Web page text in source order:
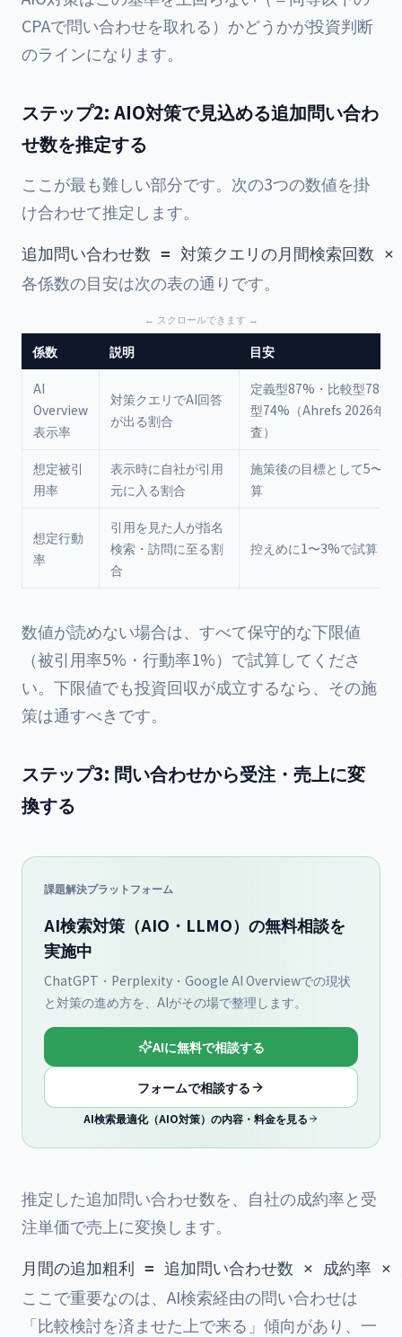
CPAで問い合わせを取れる）かどうかが投資判断
のラインになります。
ステップ2: AIO対策で見込める追加問い合わ
せ数を推定する
ここが最も難しい部分です。次の3つの数値を掛
け合わせて推定します。
各係数の目安は次の表の通りです。
係数 説明 目安
AI
Overview
表示率
対策クエリでAI回答
が出る割合
定義型87%・比較型78%
型74%（Ahrefs 2026年4
査）
想定被引
用率
表示時に自社が引用
元に入る割合
施策後の目標として5〜
算
想定行動
率
引用を見た人が指名
検索・訪問に至る割
合
控えめに1〜3%で試算
数値が読めない場合は、すべて保守的な下限値
（被引用率5%・行動率1%）で試算してくださ
い。下限値でも投資回収が成立するなら、その施
策は通すべきです。
ステップ3: 問い合わせから受注・売上に変
換する
課題解決プラットフォーム
AI検索対策（AIO・LLMO）の無料相談を
実施中
ChatGPT・Perplexity・Google AI Overviewでの現状
と対策の進め方を、AIがその場で整理します。
AIに無料で相談する
フォームで相談する
AI検索最適化（AIO対策）の内容・料金を見る
推定した追加問い合わせ数を、自社の成約率と受
注単価で売上に変換します。
ここで重要なのは、AI検索経由の問い合わせは
「比較検討を済ませた上で来る」傾向があり、一